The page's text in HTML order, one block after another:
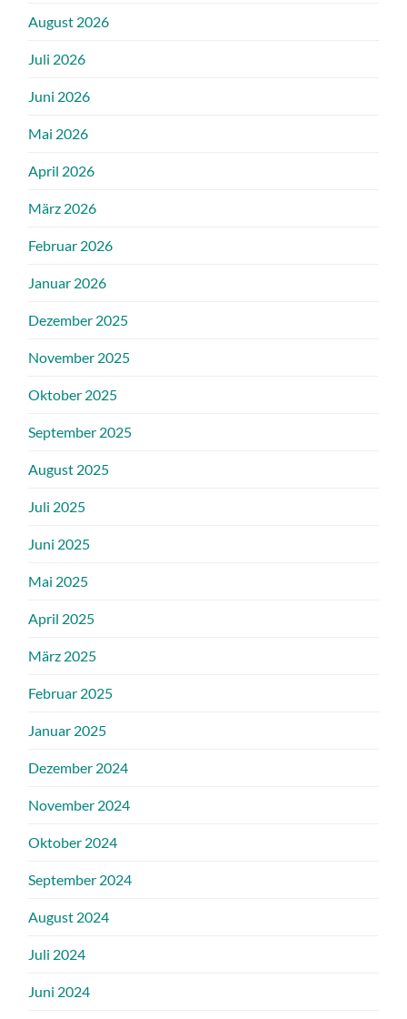
August 2026
Juli 2026
Juni 2026
Mai 2026
April 2026
März 2026
Februar 2026
Januar 2026
Dezember 2025
November 2025
Oktober 2025
September 2025
August 2025
Juli 2025
Juni 2025
Mai 2025
April 2025
März 2025
Februar 2025
Januar 2025
Dezember 2024
November 2024
Oktober 2024
September 2024
August 2024
Juli 2024
Juni 2024